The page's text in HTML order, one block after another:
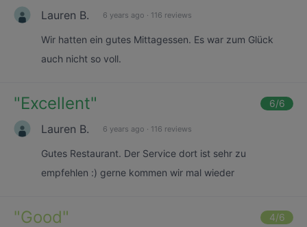
Lauren B. 6 years ago · 116 reviews
Wir hatten ein gutes Mittagessen. Es war zum Glück
auch nicht so voll.
"Excellent" 6/6
Lauren B. 6 years ago · 116 reviews
Gutes Restaurant. Der Service dort ist sehr zu
empfehlen :) gerne kommen wir mal wieder
"Good" 4/6